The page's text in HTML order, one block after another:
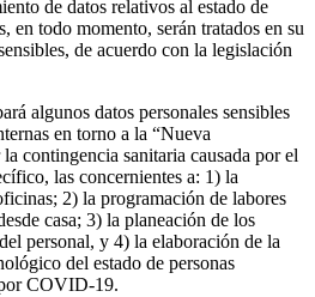
de datos relativos al estado de
en todo momento, serán tratados en su
de acuerdo con la legislación
algunos datos personales sensibles
en torno a la “Nueva
contingencia sanitaria causada por el
las concernientes a: 1) la
2) la programación de labores
casa; 3) la planeación de los
personal, y 4) la elaboración de la
del estado de personas
COVID-19.